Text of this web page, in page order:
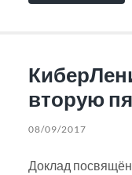
вторую
08/09/2017
Доклад